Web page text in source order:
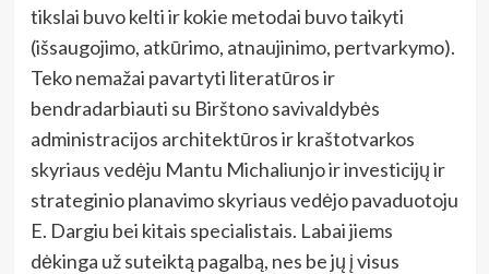
tikslai buvo kelti ir kokie metodai buvo taikyti
(išsaugojimo, atkūrimo, atnaujinimo, pertvarkymo).
Teko nemažai pavartyti literatūros ir
bendradarbiauti su Birštono savivaldybės
administracijos architektūros ir kraštotvarkos
skyriaus vedėju Mantu Michaliunjo ir investicijų ir
strateginio planavimo skyriaus vedėjo pavaduotoju
E. Dargiu bei kitais specialistais. Labai jiems
dėkinga už suteiktą pagalbą, nes be jų į visus